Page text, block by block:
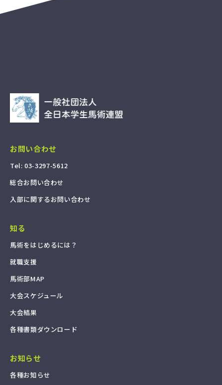
お問い合わせ
Tel: 03-3297-5612
総合お問い合わせ
入部に関するお問い合わせ
知る
馬術をは じめるには ？
就職支援
馬術部MAP
大会スケジュール
大会結果
各種書類ダウ ンロ ー ド
お知らせ
各種お知 らせ